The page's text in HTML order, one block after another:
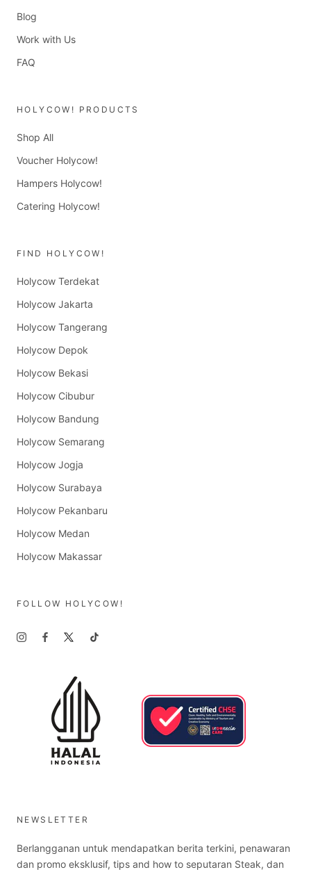
Blog
Work with Us
FAQ
HOLYCOW! PRODUCTS
Shop All
Voucher Holycow!
Hampers Holycow!
Catering Holycow!
FIND HOLYCOW!
Holycow Terdekat
Holycow Jakarta
Holycow Tangerang
Holycow Depok
Holycow Bekasi
Holycow Cibubur
Holycow Bandung
Holycow Semarang
Holycow Jogja
Holycow Surabaya
Holycow Pekanbaru
Holycow Medan
Holycow Makassar
FOLLOW HOLYCOW!
NEWSLETTER
Berlangganan untuk mendapatkan berita terkini, penawaran
dan promo eksklusif, tips and how to seputaran Steak, dan